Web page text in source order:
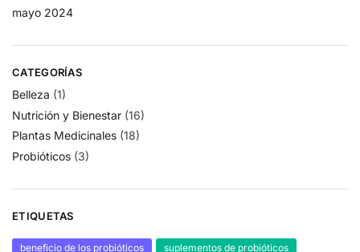
mayo 2024
CATEGORÍAS
Belleza (1)
Nutrición y Bienestar (16)
Plantas Medicinales (18)
Probióticos (3)
ETIQUETAS
beneficio de los probióticos
suplementos de probióticos